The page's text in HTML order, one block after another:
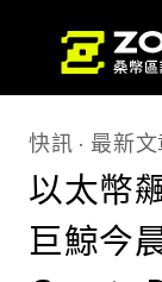
快訊 最新文
以太幣
巨鯨今